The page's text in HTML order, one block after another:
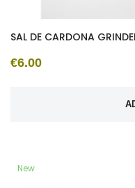
SAL DE CARDONA
€6.00
New